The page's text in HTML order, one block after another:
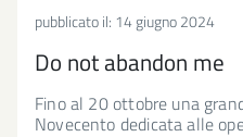
pubblicato il: 14 giugno 2024
Do not abandon me
Fino al 20 ottobre una
Novecento dedicata alle